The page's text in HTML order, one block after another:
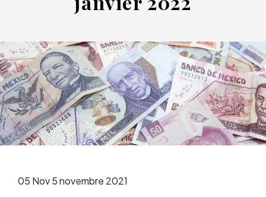
05 Nov5 novembre 2021